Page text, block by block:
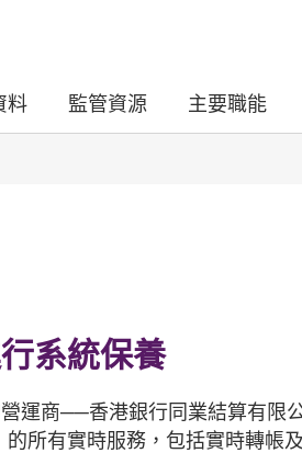
料 監管資源 主要職能
系統保養
運商──香港銀行同業結算有限
所有實時服務，包括實時轉帳